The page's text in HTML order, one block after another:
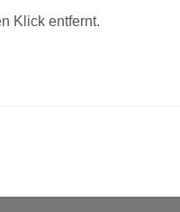
Klick entfernt.